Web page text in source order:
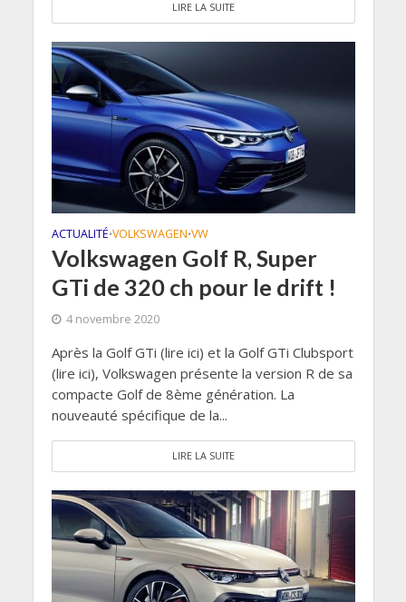
LIRE LA SUITE
ACTUALITÉ•VOLKSWAGEN•VW
Volkswagen Golf R, Super
GTi de 320 ch pour le drift !
4 novembre 2020
Après la Golf GTi (lire ici) et la Golf GTi Clubsport
(lire ici), Volkswagen présente la version R de sa
compacte Golf de 8ème génération. La
nouveauté spécifique de la...
LIRE LA SUITE